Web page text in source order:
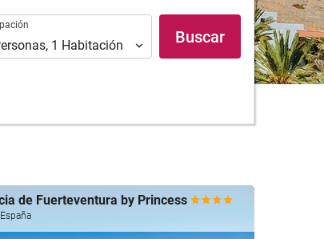
, 1 Habitación Buscar
de Fuerteventura by Princess